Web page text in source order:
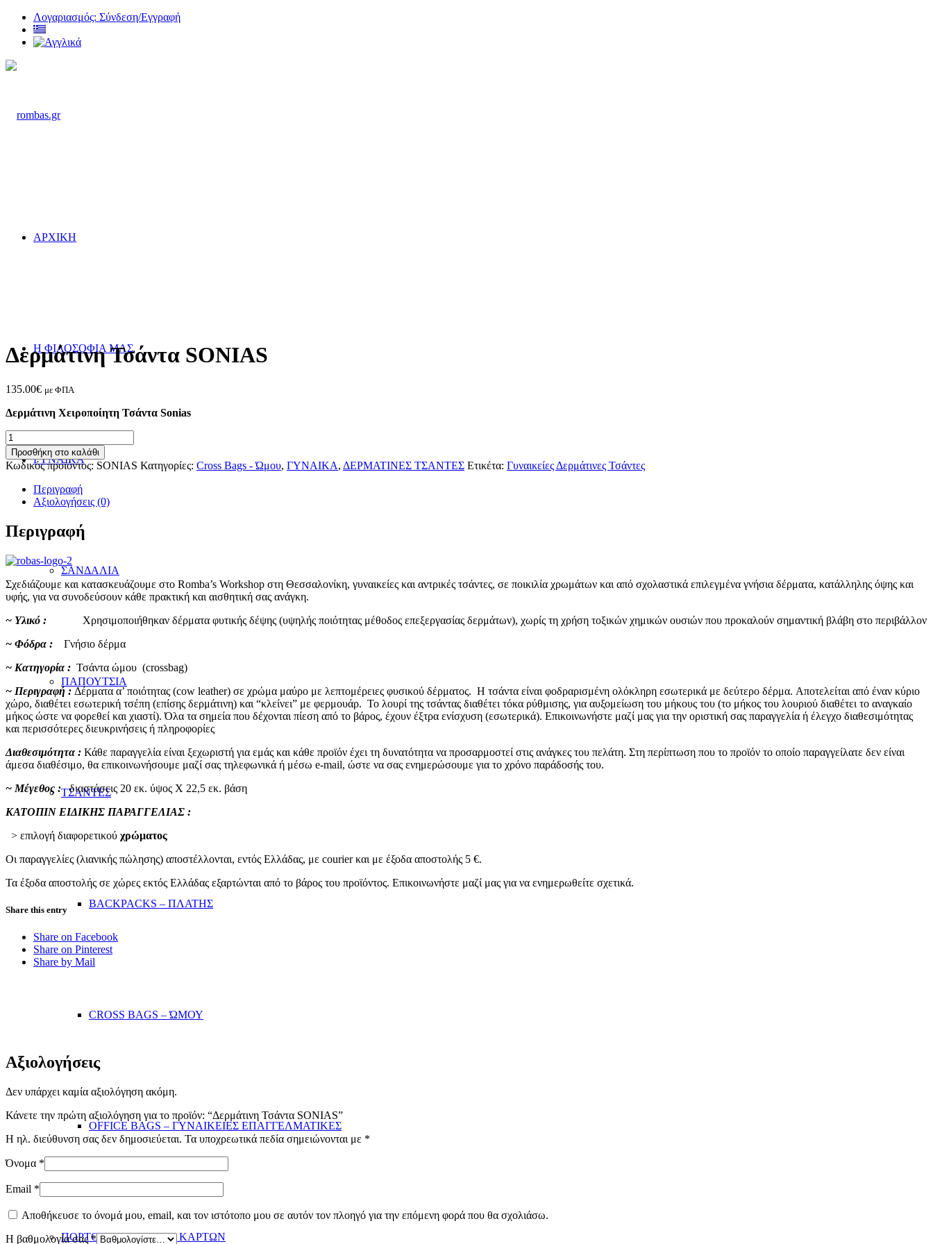
Λογαριασμός: Σύνδεση/Εγγραφή
ΑΡΧΙΚΗ
Η ΦΙΛΟΣΟΦΙΑ ΜΑΣ
ΓΥΝΑΙΚΑ
ΣΑΝΔΑΛΙΑ
ΠΑΠΟΥΤΣΙΑ
ΤΣΑΝΤΕΣ
BACKPACKS – ΠΛΑΤΗΣ
CROSS BAGS – ΏΜΟΥ
OFFICE BAGS – ΓΥΝΑΙΚΕΙΕΣ ΕΠΑΓΓΕΛΜΑΤΙΚΕΣ
ΠΟΡΤΟΦΟΛΙΑ/ΘΗΚΕΣ ΚΑΡΤΩΝ
Δερμάτινη Τσάντα SONIAS
135.00€ με ΦΠΑ
Δερμάτινη Χειροποίητη Τσάντα Sonias
Δερμάτινη
Τσάντα
SONIAS
ποσότητα
Προσθήκη στο καλάθι
Κωδικός προϊόντος: SONIAS Κατηγορίες: Cross Bags - Ώμου, ΓΥΝΑΙΚΑ, ΔΕΡΜΑΤΙΝΕΣ ΤΣΑΝΤΕΣ Ετικέτα: Γυναικείες Δερμάτινες Τσάντες
Περιγραφή
Αξιολογήσεις (0)
Περιγραφή
Σχεδιάζουμε και κατασκευάζουμε στο Romba’s Workshop στη Θεσσαλονίκη, γυναικείες και αντρικές τσάντες, σε ποικιλία χρωμάτων και από σχολαστικά επιλεγμένα γνήσια δέρματα, κατάλληλης όψης και
υφής, για να συνοδεύσουν κάθε πρακτική και αισθητική σας ανάγκη.
~ Υλικό :
Χρησιμοποιήθηκαν δέρματα φυτικής δέψης (υψηλής ποιότητας μέθοδος επεξεργασίας δερμάτων), χωρίς τη χρήση τοξικών χημικών ουσιών που προκαλούν σημαντική βλάβη στο περιβάλλον
~ Φόδρα :
Γνήσιο δέρμα
~ Κατηγορία : Τσάντα ώμου (crossbag)
~ Περιγραφή : Δέρματα α’ ποιότητας (cow leather) σε χρώμα μαύρο με λεπτομέρειες φυσικού δέρματος. Η τσάντα είναι φοδραρισμένη ολόκληρη εσωτερικά με δεύτερο δέρμα. Aποτελείται από έναν κύριο
χώρο, διαθέτει εσωτερική τσέπη (επίσης δερμάτινη) και “κλείνει” με φερμουάρ. Το λουρί της τσάντας διαθέτει τόκα ρύθμισης, για αυξομείωση του μήκους του (το μήκος του λουριού διαθέτει το αναγκαίο
μήκος ώστε να φορεθεί και χιαστί). Όλα τα σημεία που δέχονται πίεση από το βάρος, έχουν έξτρα ενίσχυση (εσωτερικά). Επικοινωνήστε μαζί μας για την οριστική σας παραγγελία ή έλεγχο διαθεσιμότητας
και περισσότερες διευκρινήσεις ή πληροφορίες
Διαθεσιμότητα : Κάθε παραγγελία είναι ξεχωριστή για εμάς και κάθε προϊόν έχει τη δυνατότητα να προσαρμοστεί στις ανάγκες του πελάτη. Στη περίπτωση που το προϊόν το οποίο παραγγείλατε δεν είναι
άμεσα διαθέσιμο, θα επικοινωνήσουμε μαζί σας τηλεφωνικά ή μέσω e-mail, ώστε να σας ενημερώσουμε για το χρόνο παράδοσής του.
~ Μέγεθος :διαστάσεις 20 εκ. ύψος Χ 22,5 εκ. βάση
ΚΑΤΟΠΙΝ ΕΙΔΙΚΗΣ ΠΑΡΑΓΓΕΛΙΑΣ :
> επιλογή διαφορετικού χρώματος
Οι παραγγελίες (λιανικής πώλησης) αποστέλλονται, εντός Ελλάδας, με courier και με έξοδα αποστολής 5 €.
Τα έξοδα αποστολής σε χώρες εκτός Ελλάδας εξαρτώνται από το βάρος του προϊόντος. Επικοινωνήστε μαζί μας για να ενημερωθείτε σχετικά.
Share this entry
Share on Facebook
Share on Pinterest
Share by Mail
Αξιολογήσεις
Δεν υπάρχει καμία αξιολόγηση ακόμη.
Κάνετε την πρώτη αξιολόγηση για το προϊόν: “Δερμάτινη Τσάντα SONIAS”
Η ηλ. διεύθυνση σας δεν δημοσιεύεται. Τα υποχρεωτικά πεδία σημειώνονται με *
Όνομα *
Email *
Αποθήκευσε το όνομά μου, email, και τον ιστότοπο μου σε αυτόν τον πλοηγό για την επόμενη φορά που θα σχολιάσω.
Η βαθμολογία σας*